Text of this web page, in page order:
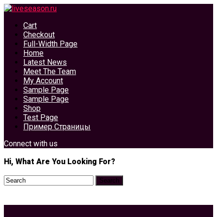
Cart
Checkout
Full-Width Page
Home
Latest News
Meet The Team
My Account
Sample Page
Sample Page
Shop
Test Page
Пример Страницы
Connect with us
Hi, What Are You Looking For?